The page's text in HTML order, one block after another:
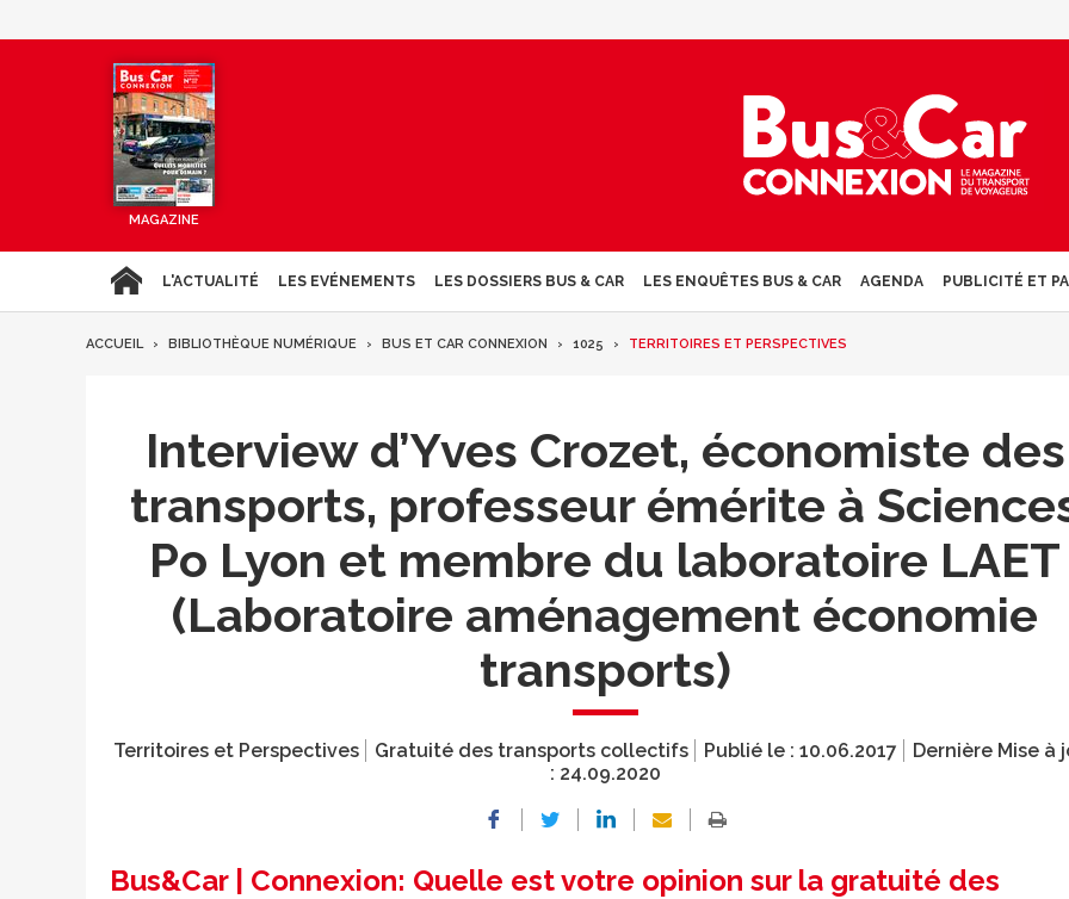
MAGAZINE
L'ACTUALITÉ LES EVÉNEMENTS LES DOSSIERS BUS & CAR LES ENQUÊTES BUS & CAR AGENDA PUBLICITÉ ET
ACCUEIL BIBLIOTHÈQUE NUMÉRIQUE BUS ET CAR CONNEXION 1025 TERRITOIRES ET PERSPECTIVES
Interview d’Yves Crozet, économiste des
transports, professeur émérite à
Po Lyon et membre du laboratoire LAET
(Laboratoire aménagement économie
transports)
Territoires et Perspectives Gratuité des transports collectifs Publié le : 10.06.2017
Dernière Mise à
: 24.09.2020
Bus&Car | Connexion: Quelle est votre opinion sur la gratuité des